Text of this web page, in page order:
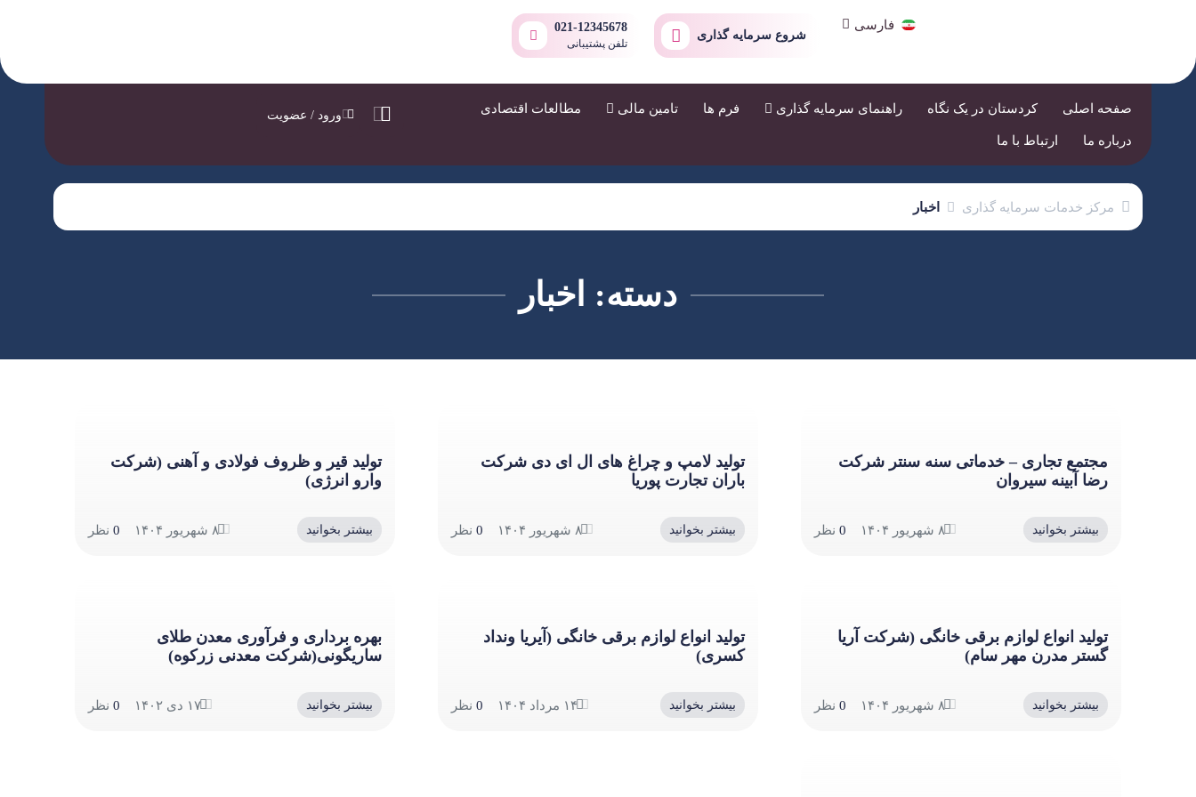
فارسیहिन्दी
شروع سرمایه گذاری
021-12345678
تلفن پشتیبانی
صفحه اصلی کردستان در یک نگاه راهنمای سرمایه گذاری فرم ها تامین مالی مطالعات اقتصادی
درباره ما ارتباط با ما
ورود / عضویت
مرکز خدمات سرمایه گذاری اخبار
دسته: اخبار
مجتمع تجاری – خدماتی سنه سنتر شرکت
رضا آبینه سیروان
بیشتر بخوانید ۸ شهریور ۱۴۰۴ 0 نظر
تولید لامپ و چراغ های ال ای دی شرکت
باران تجارت پوریا
بیشتر بخوانید ۸ شهریور ۱۴۰۴ 0 نظر
تولید قیر و ظروف فولادی و آهنی (شرکت
وارو انرژی)
بیشتر بخوانید ۸ شهریور ۱۴۰۴ 0 نظر
تولید انواع لوازم برقی خانگی (شرکت آریا
گستر مدرن مهر سام)
بیشتر بخوانید ۸ شهریور ۱۴۰۴ 0 نظر
تولید انواع لوازم برقی خانگی (آیریا ونداد
کسری)
بیشتر بخوانید ۱۴ مرداد ۱۴۰۴ 0 نظر
بهره برداری و فرآوری معدن طلای
ساریگونی(شرکت معدنی زرکوه)
بیشتر بخوانید ۱۷ دی ۱۴۰۲ 0 نظر